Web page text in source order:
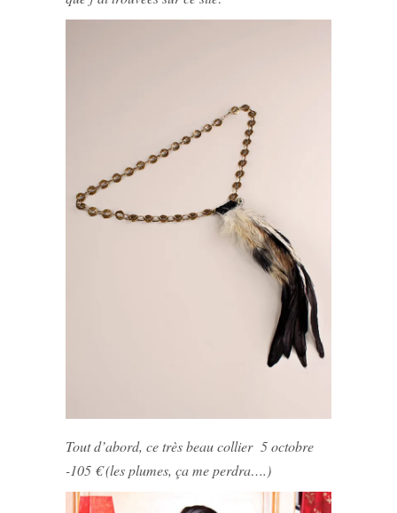
Tout d’abord, ce très beau collier 5 octobre
-105 € (les plumes, ça me perdra….)